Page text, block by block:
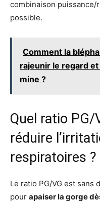
combinaison puissance/
possible.
Comment la
rajeunir le regard
mine ?
Quel ratio
réduire
respiratoires ?
Le ratio PG/VG est sans
pour apaiser la gorge